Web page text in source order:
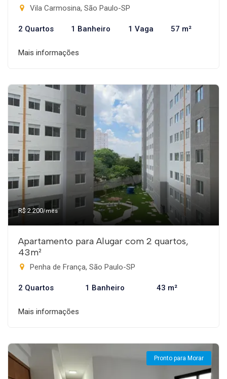
Vila Carmosina, São Paulo-SP
2 Quartos 1 Banheiro 1 Vaga 57 m²
Mais informações
R$ 2.200/mês
Apartamento para Alugar com 2 quartos,
43m²
Penha de França, São Paulo-SP
2 Quartos 1 Banheiro 43 m²
Mais informações
Pronto para Morar